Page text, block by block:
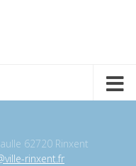
62720 Rinxent
rinxent.fr